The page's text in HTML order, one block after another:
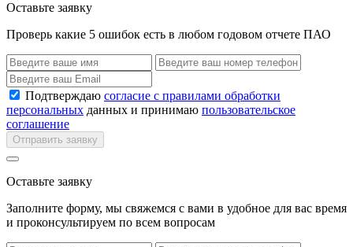
Оставьте заявку
Проверь какие 5 ошибок есть в любом годовом отчете ПАО
Подтверждаю согласие с правилами обработки
персональных данных и принимаю пользовательское
соглашение
Отправить заявку
Оставьте заявку
Заполните форму, мы свяжемся с вами в удобное для вас время
и проконсультируем по всем вопросам